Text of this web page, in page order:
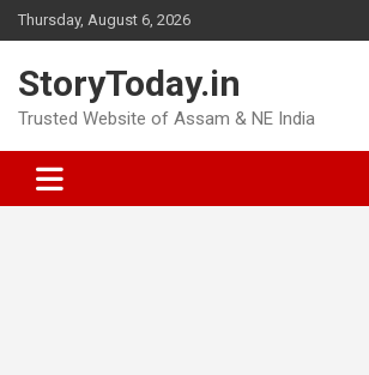
Skip
to
Thursday, August 6, 2026
StoryToday.in
Trusted Website of Assam & NE India